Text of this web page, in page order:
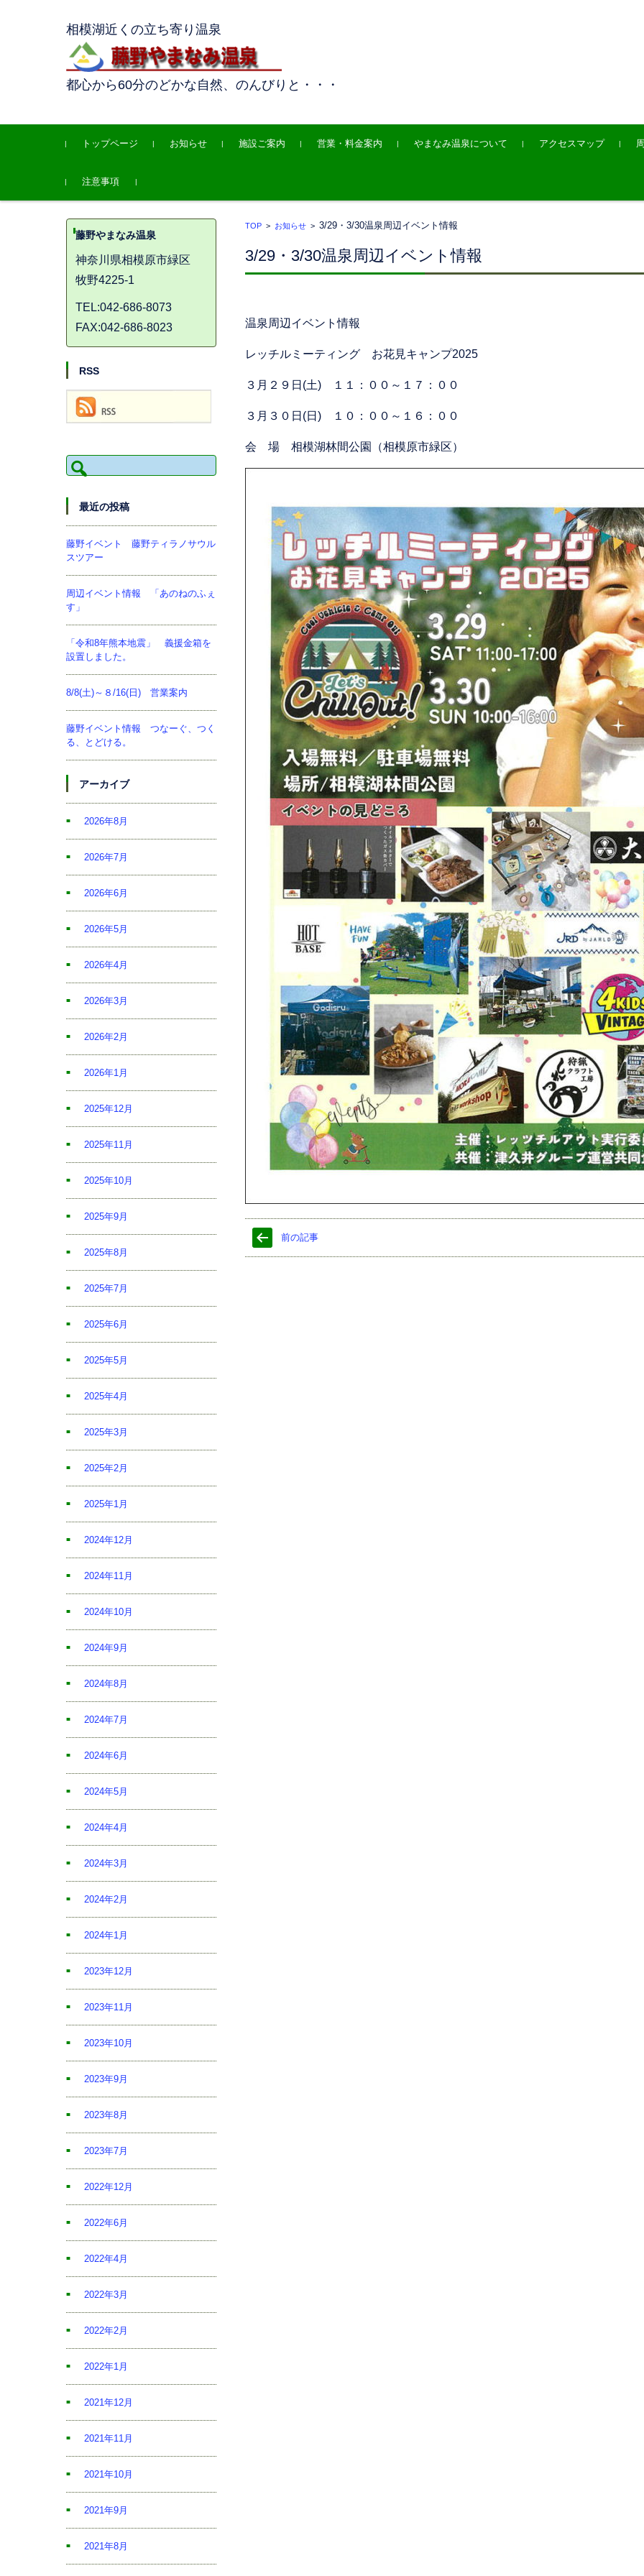
相模湖近くの立ち寄り温泉
都心から60分のどかな自然、のんびりと・・・
コンテンツに移動
トップページ
お知らせ 施設ご案内 営業・料金案内 やまなみ温泉について アクセスマップ
注意事項
TOP> お知らせ> 3/29・3/30温泉周辺イベント情報
3/29・3/30温泉周辺イベント情報
温泉周辺イベント情報
レッチルミーティング お花見キャンプ2025
３月２９日(土) １１：００～１７：００
３月３０日(日) １０：００～１６：００
会 場 相模湖林間公園（相模原市緑区）
前の記事
藤野やまなみ温泉
神奈川県相模原市緑区
牧野4225-1
TEL:042-686-8073
FAX:042-686-8023
RSS
検
索:
最近の投稿
藤野イベント 藤野ティラノサウル
スツアー
周辺イベント情報 「あのねのふぇ
す」
「令和8年熊本地震」 義援金箱を
設置しました。
8/8(土)～８/16(日) 営業案内
藤野イベント情報 つなーぐ、つく
る、とどける。
アーカイブ
2026年8月
2026年7月
2026年6月
2026年5月
2026年4月
2026年3月
2026年2月
2026年1月
2025年12月
2025年11月
2025年10月
2025年9月
2025年8月
2025年7月
2025年6月
2025年5月
2025年4月
2025年3月
2025年2月
2025年1月
2024年12月
2024年11月
2024年10月
2024年9月
2024年8月
2024年7月
2024年6月
2024年5月
2024年4月
2024年3月
2024年2月
2024年1月
2023年12月
2023年11月
2023年10月
2023年9月
2023年8月
2023年7月
2022年12月
2022年6月
2022年4月
2022年3月
2022年2月
2022年1月
2021年12月
2021年11月
2021年10月
2021年9月
2021年8月